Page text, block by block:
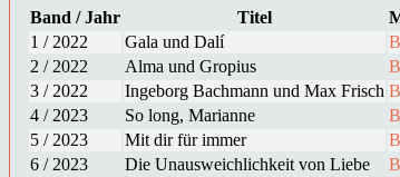
Band / Jahr Titel
1 / 2022
Gala und Dalí
2 / 2022
Alma und Gropius
3 / 2022
Ingeborg Bachmann und Max Frisch
4 / 2023
So long, Marianne
5 / 2023
Mit dir für immer
6 / 2023
Die Unausweichlichkeit von Liebe